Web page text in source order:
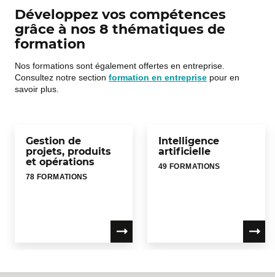
Développez vos compétences
grâce à nos 8 thématiques de
formation
Nos formations sont également offertes en entreprise.
Consultez notre section formation en entreprise pour en
savoir plus.
Gestion de
projets, produits
et opérations
78 FORMATIONS
Intelligence
artificielle
49 FORMATIONS